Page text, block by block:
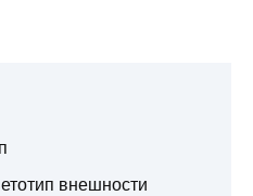
внешности